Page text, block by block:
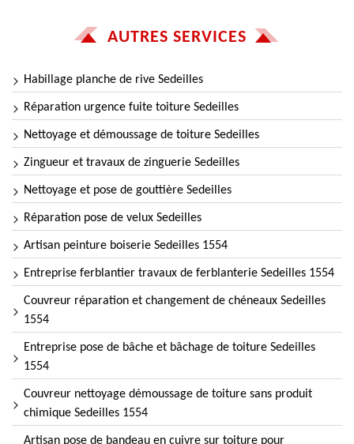
AUTRES SERVICES
Habillage planche de rive Sedeilles
Réparation urgence fuite toiture Sedeilles
Nettoyage et démoussage de toiture Sedeilles
Zingueur et travaux de zinguerie Sedeilles
Nettoyage et pose de gouttière Sedeilles
Réparation pose de velux Sedeilles
Artisan peinture boiserie Sedeilles 1554
Entreprise ferblantier travaux de ferblanterie Sedeilles 1554
Couvreur réparation et changement de chéneaux Sedeilles
1554
Entreprise pose de bâche et bâchage de toiture Sedeilles
1554
Couvreur nettoyage démoussage de toiture sans produit
chimique Sedeilles 1554
Artisan pose de bandeau en cuivre sur toiture pour